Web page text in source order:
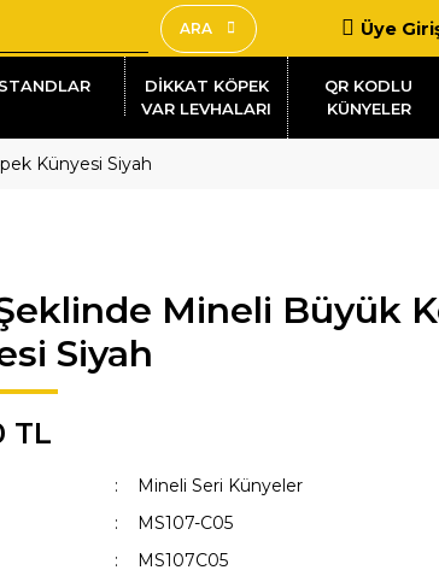
ARA Üye
STANDLAR
DİKKAT KÖPEK
VAR LEVHALARI
QR KODLU
KÜNYELER
Künyesi Siyah
Mineli Büyük
Siyah
TL
Mineli Seri Künyeler
MS107-C05
MS107C05